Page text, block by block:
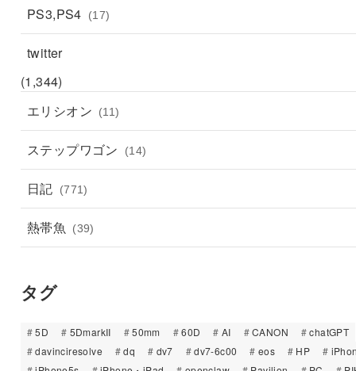
PS3,PS4 (17)
twitter
(1,344)
エリシオン
(11)
ステップワゴン (14)
日記 (771)
熱帯魚 (39)
タグ
5D 5DmarkII 50mm 60D AI CANON
chatGPT
davinciresolve
dq dv7 dv7-6c00 eos HP